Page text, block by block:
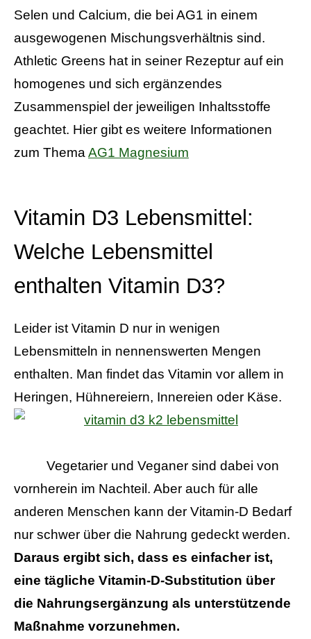
Selen und Calcium, die bei AG1 in einem
ausgewogenen Mischungsverhältnis sind.
Athletic Greens hat in seiner Rezeptur auf ein
homogenes und sich ergänzendes
Zusammenspiel der jeweiligen Inhaltsstoffe
geachtet. Hier gibt es weitere Informationen
zum Thema AG1 Magnesium
Vitamin D3 Lebensmittel:
Welche Lebensmittel
enthalten Vitamin D3?
Leider ist Vitamin D nur in wenigen
Lebensmitteln in nennenswerten Mengen
enthalten. Man findet das Vitamin vor allem in
Heringen, Hühnereiern, Innereien oder Käse.
Vegetarier und Veganer sind dabei von
vornherein im Nachteil. Aber auch für alle
anderen Menschen kann der Vitamin-D Bedarf
nur schwer über die Nahrung gedeckt werden.
Daraus ergibt sich, dass es einfacher ist,
eine tägliche Vitamin-D-Substitution über
die Nahrungsergänzung als unterstützende
Maßnahme vorzunehmen.